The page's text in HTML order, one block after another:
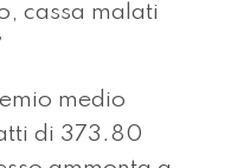
cassa malati
medio
di 373.80